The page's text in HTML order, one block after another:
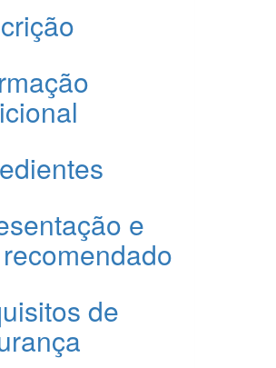
e
de